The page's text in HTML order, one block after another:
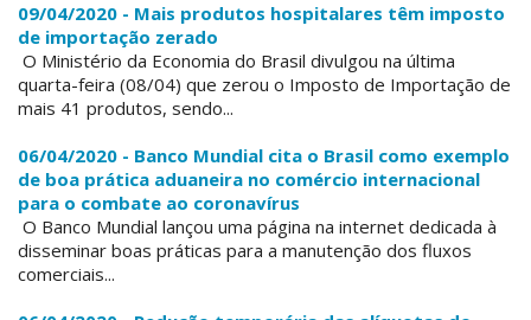
09/04/2020 - Mais produtos hospitalares têm imposto
de importação zerado
O Ministério da Economia do Brasil divulgou na última
quarta-feira (08/04) que zerou o Imposto de Importação de
mais 41 produtos, sendo...
06/04/2020 - Banco Mundial cita o Brasil como exemplo
de boa prática aduaneira no comércio internacional
para o combate ao coronavírus
O Banco Mundial lançou uma página na internet dedicada à
disseminar boas práticas para a manutenção dos fluxos
comerciais...